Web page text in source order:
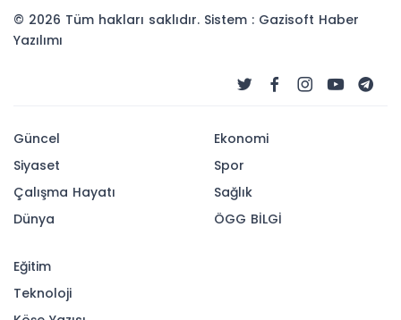
© 2026 Tüm hakları saklıdır. Sistem : Gazisoft Haber
Yazılımı
Güncel
Siyaset
Çalışma Hayatı
Dünya
Ekonomi
Spor
Sağlık
ÖGG BİLGİ
Eğitim
Teknoloji